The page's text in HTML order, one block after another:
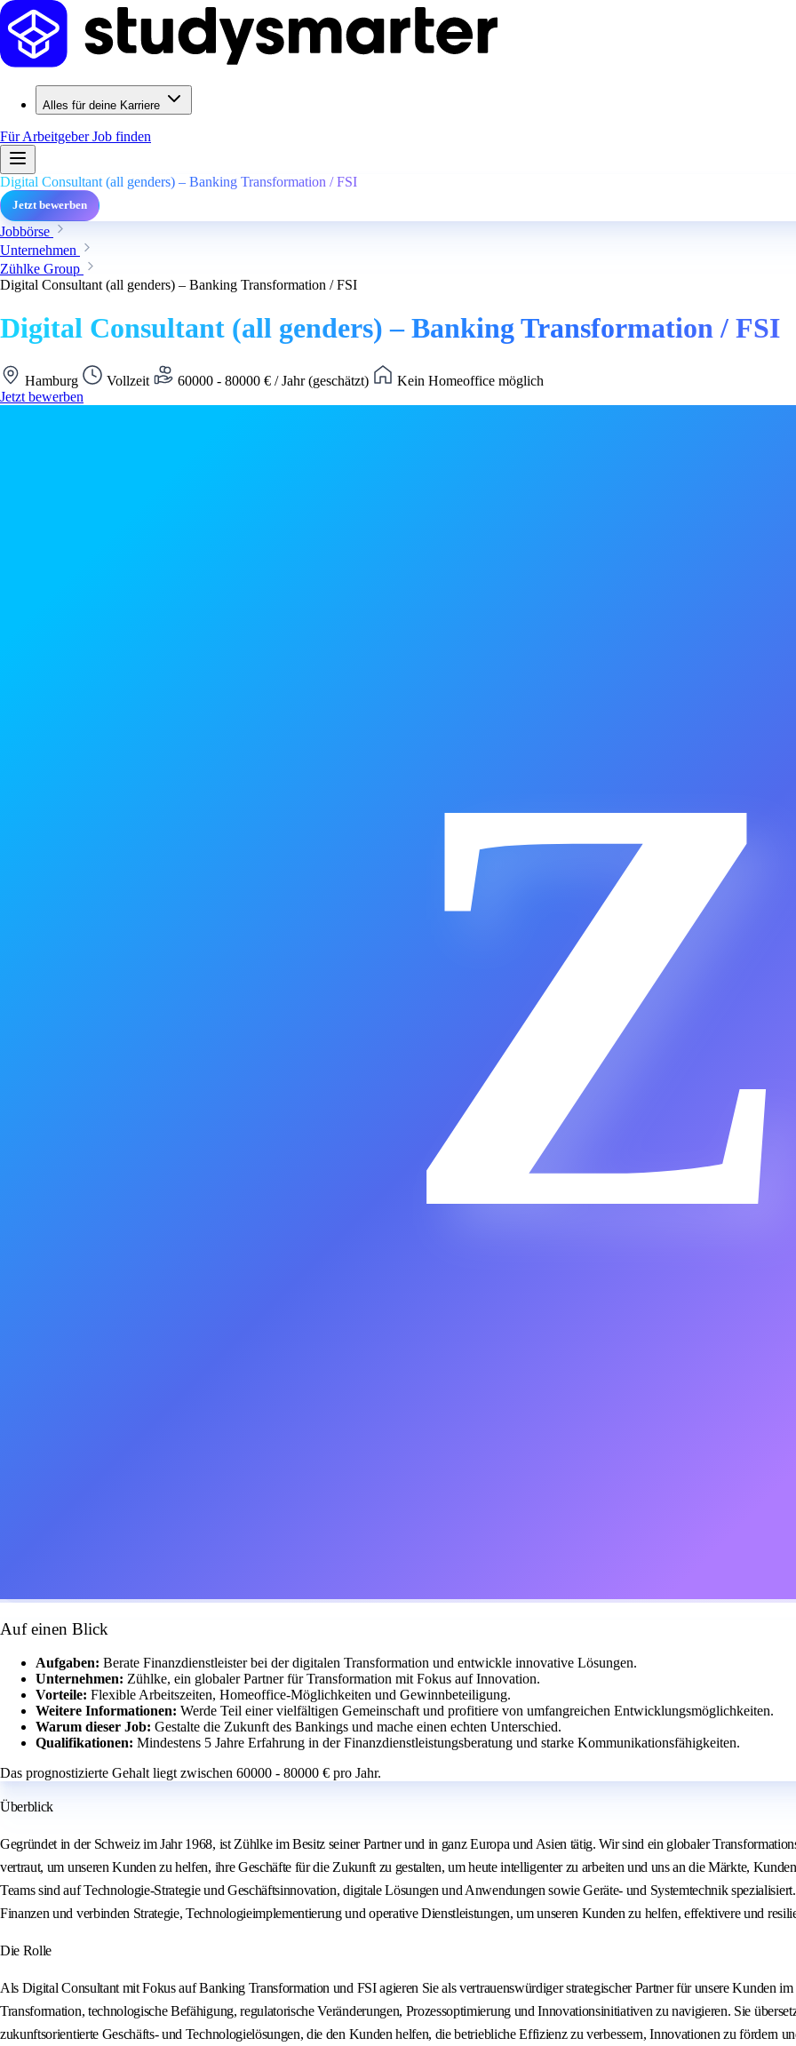
Alles für deine Karriere
Für ArbeitgeberJob finden
Digital Consultant (all genders) – Banking Transformation / FSI
Jetzt bewerben
Jobbörse
Unternehmen
Zühlke Group
Digital Consultant (all genders) – Banking Transformation / FSI
Digital Consultant (all genders) – Banking Transformation / FSI
Hamburg Vollzeit 60000 - 80000 € / Jahr (geschätzt)
Kein Homeoffice möglich
Jetzt bewerben
Z
Auf einen Blick
Aufgaben: Berate Finanzdienstleister bei der digitalen Transformation und entwickle innovative Lösungen.
Unternehmen: Zühlke, ein globaler Partner für Transformation mit Fokus auf Innovation.
Vorteile: Flexible Arbeitszeiten, Homeoffice-Möglichkeiten und Gewinnbeteiligung.
Weitere Informationen: Werde Teil einer vielfältigen Gemeinschaft und profitiere von umfangreichen Entwicklungsmöglichkeiten.
Warum dieser Job: Gestalte die Zukunft des Bankings und mache einen echten Unterschied.
Qualifikationen: Mindestens 5 Jahre Erfahrung in der Finanzdienstleistungsberatung und starke Kommunikationsfähigkeiten.
Das prognostizierte Gehalt liegt zwischen 60000 - 80000 € pro Jahr.
Überblick
Gegründet in der Schweiz im Jahr 1968, ist Zühlke im Besitz seiner Partner und in ganz Europa und Asien tätig. Wir sind ein globaler
vertraut, um unseren Kunden zu helfen, ihre Geschäfte für die Zukunft zu gestalten, um heute intelligenter zu arbeiten und uns an die Märkte,
Teams sind auf Technologie-Strategie und Geschäftsinnovation, digitale Lösungen und Anwendungen sowie Geräte- und Systemtechnik
Finanzen und verbinden Strategie, Technologieimplementierung und operative Dienstleistungen, um unseren Kunden zu helfen, effektivere und
Die Rolle
Als Digital Consultant mit Fokus auf Banking Transformation und FSI agieren Sie als vertrauenswürdiger strategischer Partner für unsere Kunden
Transformation, technologische Befähigung, regulatorische Veränderungen, Prozessoptimierung und Innovationsinitiativen zu navigieren. Sie
zukunftsorientierte Geschäfts- und Technologielösungen, die den Kunden helfen, die betriebliche Effizienz zu verbessern, Innovationen zu fördern